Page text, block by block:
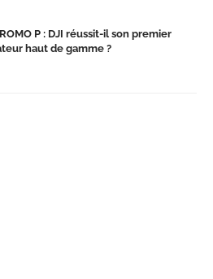
P : DJI réussit-il son premier
haut de gamme ?